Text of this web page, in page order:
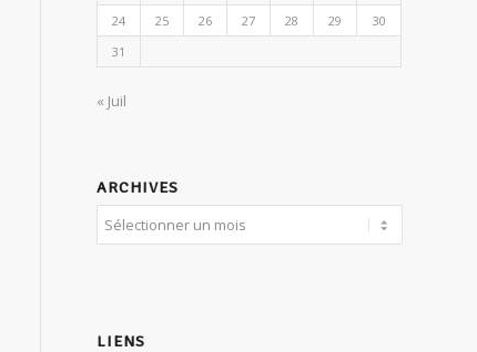
24
25 26 27 28 29
30
31
« Juil
ARCHIVES
LIENS